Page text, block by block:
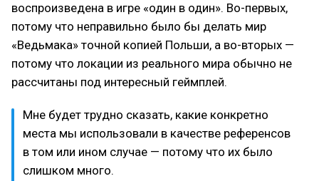
воспроизведена в игре «один в один». Во-первых,
потому что неправильно было бы делать мир
«Ведьмака» точной копией Польши, а во-вторых —
потому что локации из реального мира обычно не
рассчитаны под интересный геймплей.
Мне будет трудно сказать, какие конкретно
места мы использовали в качестве референсов
в том или ином случае — потому что их было
слишком много.